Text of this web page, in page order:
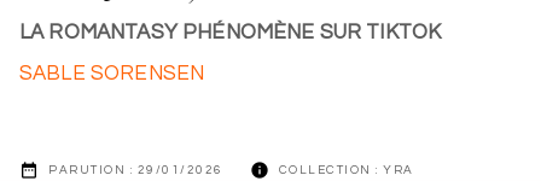
LA ROMANTASY PHÉNOMÈNE SUR TIKTOK
SABLE SORENSEN
date_range PARUTION : 29/01/2026 info COLLECTION : YRA